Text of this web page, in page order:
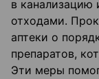
в канализацию
отходами.
аптеки о
препаратов,
Эти меры